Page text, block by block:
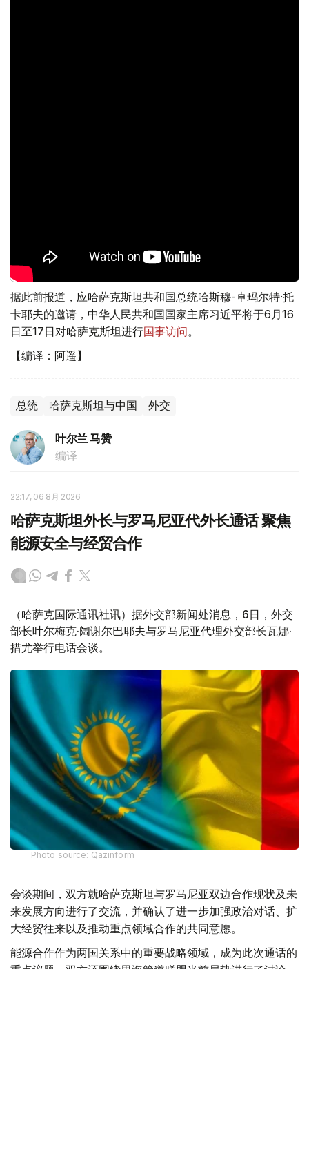
据此前报道，应哈萨克斯坦共和国总统哈斯穆-卓玛尔特·托
卡耶夫的邀请，中华人民共和国国家主席习近平将于6月16
日至17日对哈萨克斯坦进行国事访问。
【编译：阿遥】
总统 哈萨克斯坦与中国 外交
叶尔兰 马赞
编译
22:17, 06 8月 2026
哈萨克斯坦外长与罗马尼亚代外长通话 聚焦
能源安全与经贸合作
（哈萨克国际通讯社讯）据外交部新闻处消息，6日，外交
部长叶尔梅克·阔谢尔巴耶夫与罗马尼亚代理外交部长瓦娜·
措尤举行电话会谈。
Photo source: Qazinform
会谈期间，双方就哈萨克斯坦与罗马尼亚双边合作现状及未
来发展方向进行了交流，并确认了进一步加强政治对话、扩
大经贸往来以及推动重点领域合作的共同意愿。
能源合作作为两国关系中的重要战略领域，成为此次通话的
重点议题。双方还围绕里海管道联盟当前局势进行了讨论。